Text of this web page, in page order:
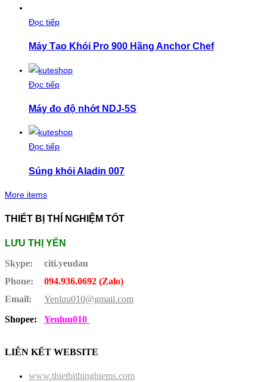
Đọc tiếp
Máy Tạo Khói Pro 900 Hãng Anchor Chef
Đọc tiếp
Máy đo độ nhớt NDJ-5S
Đọc tiếp
Súng khói Aladin 007
More items
THIẾT BỊ THÍ NGHIỆM TỐT
LƯU THỊ YẾN
Skype:
citi.yeudau
Phone:
094.936.0692 (Zalo)
Email:
Yenluu010@gmail.com
Shopee:
Yenluu010
LIÊN KẾT WEBSITE
www.thietbithinghiems.com